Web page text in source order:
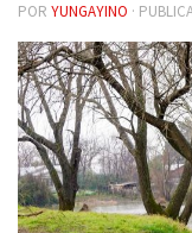
POR YUNGAYINO ·